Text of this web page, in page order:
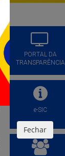
PORTAL DA
TRANSPARÊNCIA
e-SIC
Fechar